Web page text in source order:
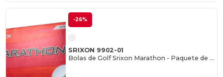
-26%
SRIXON 9902-01
Bolas de Golf Srixon Marathon - Paquete de 15